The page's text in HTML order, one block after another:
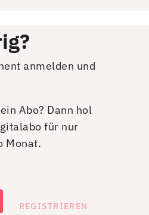
anmelden und
Abo? Dann hol
für nur
Monat.
REGISTRIEREN